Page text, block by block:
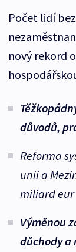
Počet lidí
nový rekord
důvodů,
Reforma
unii a
miliard eur
Výměnou
důchody a